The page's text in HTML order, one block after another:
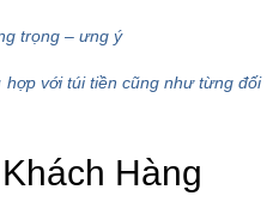
trọng – ưng ý
với túi tiền cũng như từng đối
Hàng